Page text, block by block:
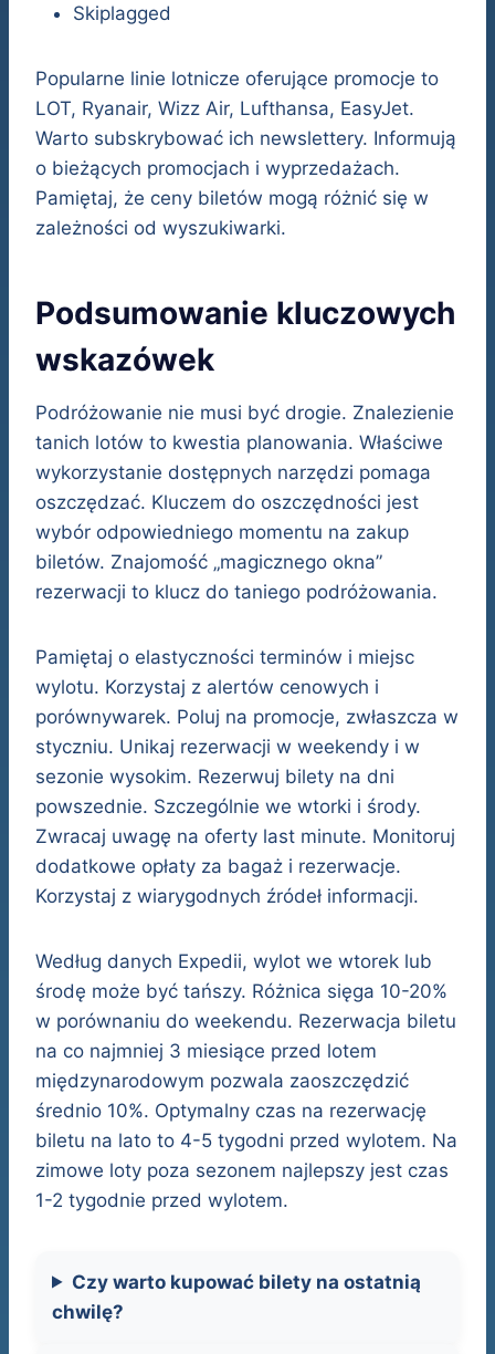
Skiplagged
Popularne linie lotnicze oferujące promocje to
LOT, Ryanair, Wizz Air, Lufthansa, EasyJet.
Warto subskrybować ich newslettery. Informują
o bieżących promocjach i wyprzedażach.
Pamiętaj, że ceny biletów mogą różnić się w
zależności od wyszukiwarki.
Podsumowanie kluczowych
wskazówek
Podróżowanie nie musi być drogie. Znalezienie
tanich lotów to kwestia planowania. Właściwe
wykorzystanie dostępnych narzędzi pomaga
oszczędzać. Kluczem do oszczędności jest
wybór odpowiedniego momentu na zakup
biletów. Znajomość „magicznego okna”
rezerwacji to klucz do taniego podróżowania.
Pamiętaj o elastyczności terminów i miejsc
wylotu. Korzystaj z alertów cenowych i
porównywarek. Poluj na promocje, zwłaszcza w
styczniu. Unikaj rezerwacji w weekendy i w
sezonie wysokim. Rezerwuj bilety na dni
powszednie. Szczególnie we wtorki i środy.
Zwracaj uwagę na oferty last minute. Monitoruj
dodatkowe opłaty za bagaż i rezerwacje.
Korzystaj z wiarygodnych źródeł informacji.
Według danych Expedii, wylot we wtorek lub
środę może być tańszy. Różnica sięga 10-20%
w porównaniu do weekendu. Rezerwacja biletu
na co najmniej 3 miesiące przed lotem
międzynarodowym pozwala zaoszczędzić
średnio 10%. Optymalny czas na rezerwację
biletu na lato to 4-5 tygodni przed wylotem. Na
zimowe loty poza sezonem najlepszy jest czas
1-2 tygodnie przed wylotem.
Czy warto kupować bilety na ostatnią
chwilę?